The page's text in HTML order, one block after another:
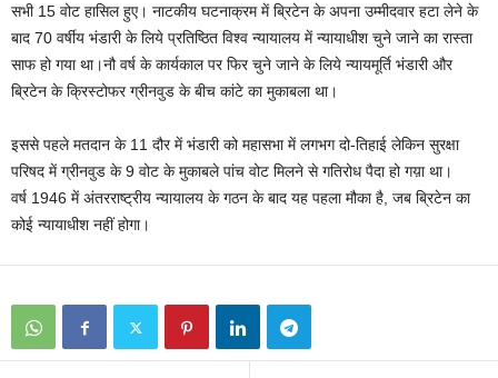
सभी 15 वोट हासिल हुए। नाटकीय घटनाक्रम में ब्रिटेन के अपना उम्मीदवार हटा लेने के
बाद 70 वर्षीय भंडारी के लिये प्रतिष्ठित विश्व न्यायालय में न्यायाधीश चुने जाने का रास्ता
साफ हो गया था।नौ वर्ष के कार्यकाल पर फिर चुने जाने के लिये न्यायमूर्ति भंडारी और
ब्रिटेन के क्रिस्टोफर ग्रीनवुड के बीच कांटे का मुकाबला था।
इससे पहले मतदान के 11 दौर में भंडारी को महासभा में लगभग दो-तिहाई लेकिन सुरक्षा
परिषद में ग्रीनवुड के 9 वोट के मुकाबले पांच वोट मिलने से गतिरोध पैदा हो गय़ा था।
वर्ष 1946 में अंतरराष्ट्रीय न्यायालय के गठन के बाद यह पहला मौका है, जब ब्रिटेन का
कोई न्यायाधीश नहीं होगा।